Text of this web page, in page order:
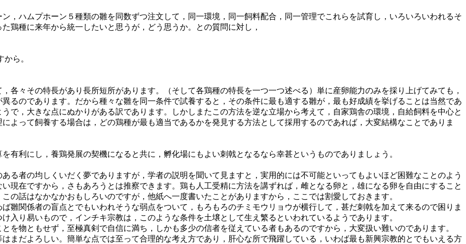
，ハムプホーン５種類の雛を同数ずつ注文して，同一環境，同一飼料配合，同一管理でこれらを試育し，いろいろいわれるそ
鶏種に来年から統一したいと思うが，どう思うか。との質問に対し，
ら。
各々その特長があり長所短所があります。（そして各鶏種の特長を一つ一つ述べる）単に産卵能力のみを採り上げてみても，
るのであります。だから種々な雛を同一条件で試養すると，その条件に最も適する雛が，最も好成績を挙げることは当然であ
で，大きな点にぬかりがある訳であります。しかしまたこの方法を逆な立場から考えて，自家鶏舎の環境，自給飼料を中心と
よって飼養する場合は，どの鶏種が最も適当であるかを発見する方法として採用するのであれば，大変結構なことでありま
有利にし，養鶏発展の契機になると共に，孵化場にもよい刺戟となるなら幸甚というものでありましょう。
る者の均しくいだく夢でありますが，学者の説明を聞いて見ますと，実用的には不可能といってもよいほど困難なことのよう
現在ですから，さもあろうとは推察できます。鶏も人工受精に方法を講ずれば，雌となる卵と，雄になる卵を自由にすること
の話はなかなかおもしろいのですが，他紙へ一度書いたことがありますから，ここでは割愛しておきます。
雛関係者の盲点とでもいわれそうな弱点をついて，もろもろのチミモウリョウが横行して，甚だ刺戟を加えて来るので困りま
入り易いもので，インチキ宗教は，このような条件を土壌として生え繁るといわれているようであります。
を物ともせず，至極真剣で自信に満ち，しかも多少の信者を従えている者もあるのですから，大変扱い難いのであります。
まだよろしい。簡単な点では至って合理的な考え方であり，肝心な所で飛躍している，いわば最も新興宗教的とでもいえる方